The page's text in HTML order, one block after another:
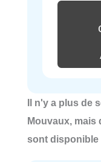
Il n'y a plus de
Mouvaux, mais
sont disponible